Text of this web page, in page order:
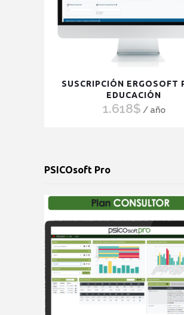
SUSCRIPCIÓN ERGOSOFT
EDUCACIÓN
1.618$ / año
PSICOsoft Pro